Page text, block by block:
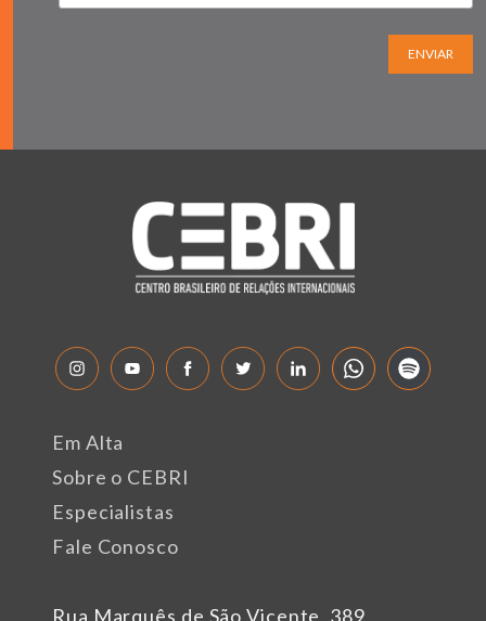
ENVIAR
Rua Marquês de São Vicente, 389
Em Alta
Sobre o CEBRI
Especialistas
Fale Conosco